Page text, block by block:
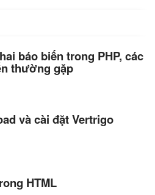
báo biến trong PHP, các
thường gặp
và cài đặt Vertrigo
HTML